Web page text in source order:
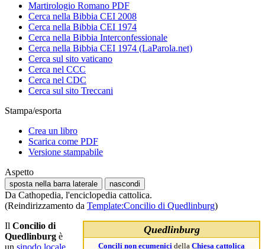
Martirologio Romano PDF
Cerca nella Bibbia CEI 2008
Cerca nella Bibbia CEI 1974
Cerca nella Bibbia Interconfessionale
Cerca nella Bibbia CEI 1974 (LaParola.net)
Cerca sul sito vaticano
Cerca nel CCC
Cerca nel CDC
Cerca sul sito Treccani
Stampa/esporta
Crea un libro
Scarica come PDF
Versione stampabile
Aspetto
sposta nella barra laterale nascondi
Da Cathopedia, l'enciclopedia cattolica.
(Reindirizzamento da Template:Concilio di Quedlinburg)
Quedlinburg
Concili non ecumenici della Chiesa cattolica
Il Concilio di
Quedlinburg è